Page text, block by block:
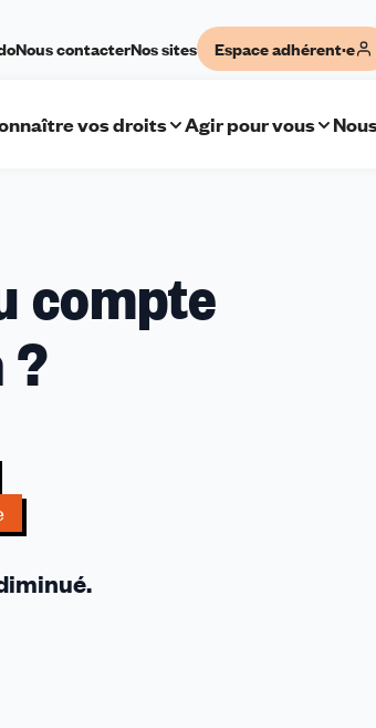
Nous contacterNos sites Espace adhérent·e
vos droits Agir pour vous
compte
?